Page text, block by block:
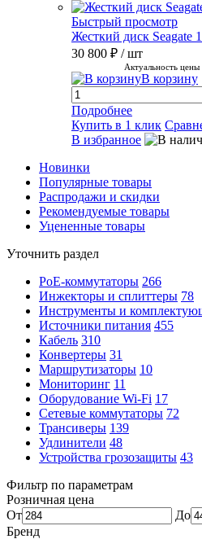
Быстрый просмотр
Жесткий диск Seagate
30 800 ₽ / шт
Актуальность
В корзину
Подробнее
Купить в 1 клик
В избранное
Новинки
Популярные товары
Распродажи и скидки
Рекомендуемые товары
Уцененные товары
Уточнить раздел
PoE-коммутаторы 266
Инжекторы и сплиттеры 78
Инструменты и
Источники питания 455
Кабель 310
Конвертеры 31
Маршрутизаторы 10
Мониторинг 11
Оборудование Wi-Fi 17
Сетевые коммутаторы 72
Трансиверы 139
Удлинители 48
Устройства грозозащиты 43
Фильтр по параметрам
Розничная цена
От
До
Бренд